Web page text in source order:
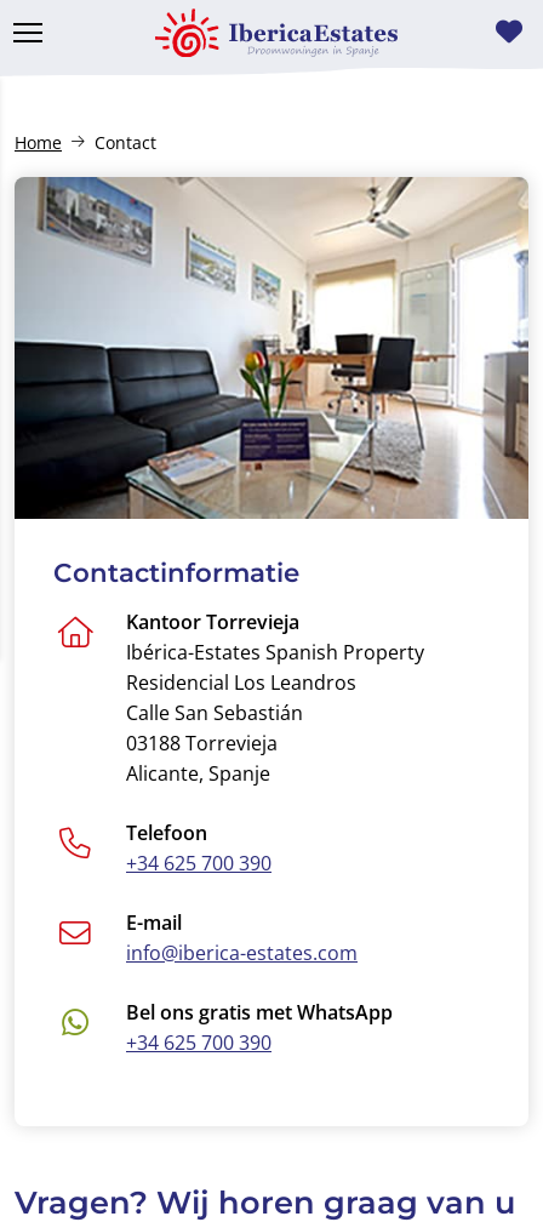
Home Contact
Vragen? Wij horen graag van u
Contactinformatie
Kantoor Torrevieja
Ibérica-Estates Spanish Property
Residencial Los Leandros
Calle San Sebastián
03188 Torrevieja
Alicante, Spanje
Telefoon
+34 625 700 390
E-mail
info@iberica-estates.com
Bel ons gratis met WhatsApp
+34 625 700 390